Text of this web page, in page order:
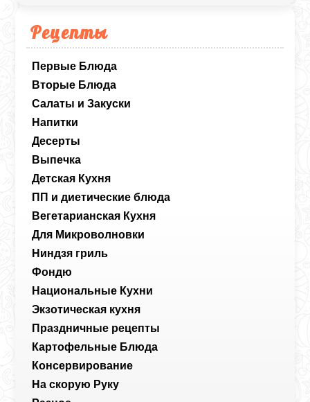
Рецепты
Первые Блюда
Вторые Блюда
Салаты и Закуски
Напитки
Десерты
Выпечка
Детская Кухня
ПП и диетические блюда
Вегетарианская Кухня
Для Микроволновки
Ниндзя гриль
Фондю
Национальные Кухни
Экзотическая кухня
Праздничные рецепты
Картофельные Блюда
Консервирование
На скорую Руку